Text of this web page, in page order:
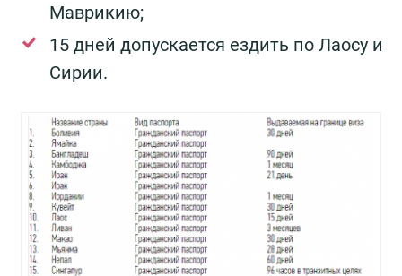
Маврикию;
15 дней допускается ездить по Лаосу и
Сирии.